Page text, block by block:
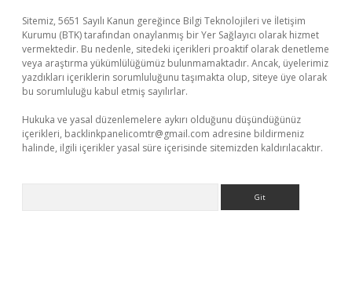
Sitemiz, 5651 Sayılı Kanun gereğince Bilgi Teknolojileri ve İletişim
Kurumu (BTK) tarafından onaylanmış bir Yer Sağlayıcı olarak hizmet
vermektedir. Bu nedenle, sitedeki içerikleri proaktif olarak denetleme
veya araştırma yükümlülüğümüz bulunmamaktadır. Ancak, üyelerimiz
yazdıkları içeriklerin sorumluluğunu taşımakta olup, siteye üye olarak
bu sorumluluğu kabul etmiş sayılırlar.
Hukuka ve yasal düzenlemelere aykırı olduğunu düşündüğünüz
içerikleri, backlinkpanelicomtr@gmail.com adresine bildirmeniz
halinde, ilgili içerikler yasal süre içerisinde sitemizden kaldırılacaktır.